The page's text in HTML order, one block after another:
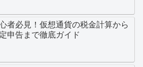
者必見！仮想通貨の税金計算から
申告まで徹底ガイド